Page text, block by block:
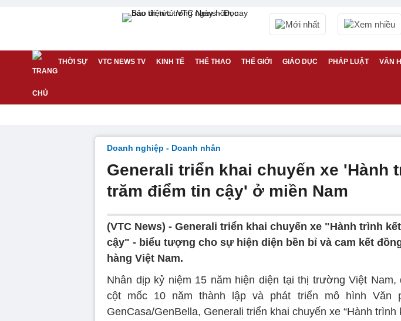
Mới nhất Xem nhiều
THỜI SỰ VTC NEWS TV KINH TẾ THỂ THAO THẾ GIỚI GIÁO DỤC PHÁP LUẬT VĂN
Doanh nghiệp - Doanh nhân
Generali triển khai chuyến xe 'Hành
trăm điểm tin cậy' ở miền Nam
(VTC News) - Generali triển khai chuyến xe "Hành trình
cậy" - biểu tượng cho sự hiện diện bền bỉ và cam kết
hàng Việt Nam.
Nhân dịp kỷ niệm 15 năm hiện diện tại thị trường Việt Nam,
cột mốc 10 năm thành lập và phát triển mô hình Văn
GenCasa/GenBella, Generali triển khai chuyến xe “Hành trình